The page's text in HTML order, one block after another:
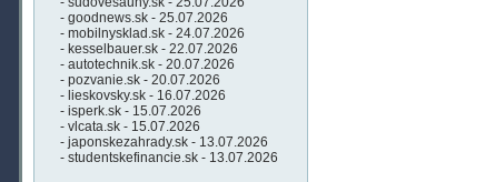
- goodnews.sk - 25.07.2026
- mobilnysklad.sk - 24.07.2026
- kesselbauer.sk - 22.07.2026
- autotechnik.sk - 20.07.2026
- pozvanie.sk - 20.07.2026
- lieskovsky.sk - 16.07.2026
- isperk.sk - 15.07.2026
- vlcata.sk - 15.07.2026
- japonskezahrady.sk - 13.07.2026
- studentskefinancie.sk - 13.07.2026